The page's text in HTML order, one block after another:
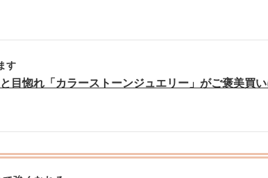
す
目惚れ「カラーストーンジュエリー」がご褒美買